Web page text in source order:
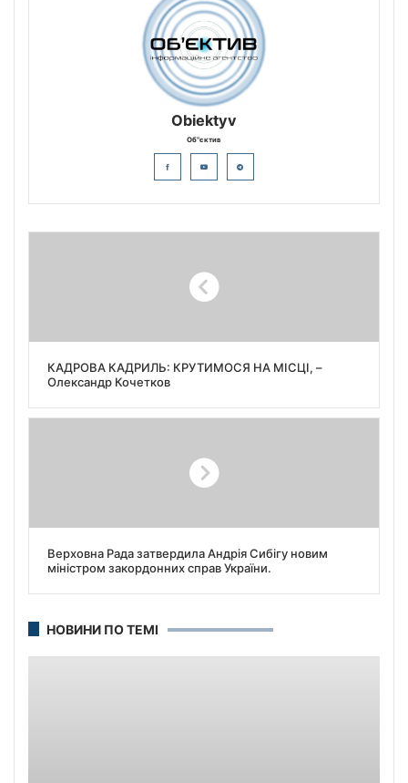
Obiektyv
Об"єктив
КАДРОВА КАДРИЛЬ: КРУТИМОСЯ НА МІСЦІ, –
Олександр Кочетков
Верховна Рада затвердила Андрія Сибігу новим
міністром закордонних справ України.
НОВИНИ ПО ТЕМІ